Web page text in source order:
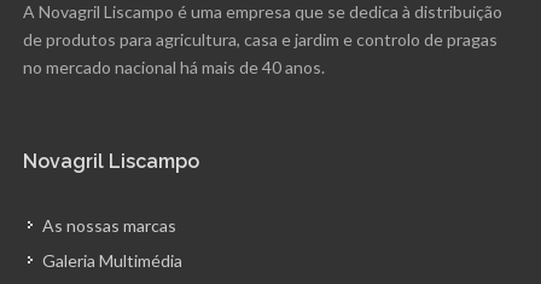
A Novagril Liscampo é uma empresa que se dedica à distribuição
de produtos para agricultura, casa e jardim e controlo de pragas
no mercado nacional há mais de 40 anos.
Novagril Liscampo
As nossas marcas
Galeria Multimédia